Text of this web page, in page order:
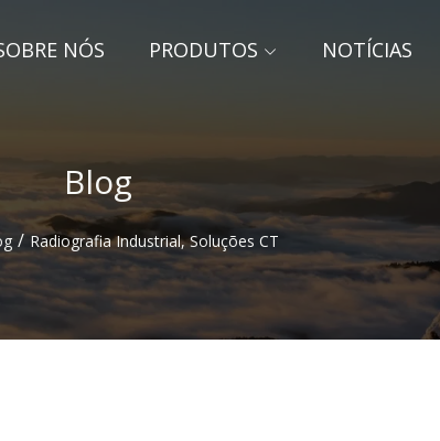
NÓS PRODUTOS NOTÍCIAS
Blog
/ Radiografia Industrial, Soluções CT